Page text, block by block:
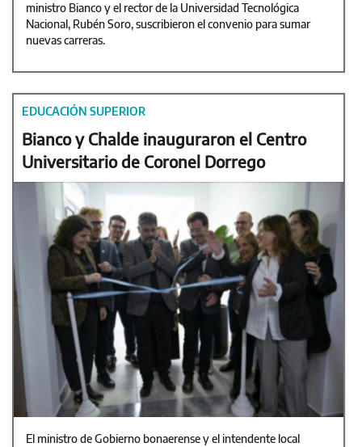
ministro Bianco y el rector de la Universidad Tecnológica
Nacional, Rubén Soro, suscribieron el convenio para sumar
nuevas carreras.
EDUCACIÓN SUPERIOR
Bianco y Chalde inauguraron el Centro
Universitario de Coronel Dorrego
El ministro de Gobierno bonaerense y el intendente local